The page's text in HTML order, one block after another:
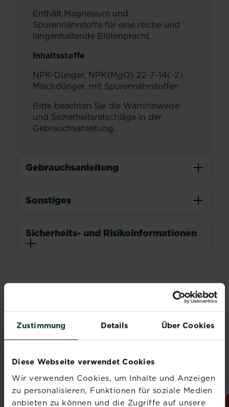
Zustimmung Details Über Cookies
Diese Webseite verwendet Cookies
Wir verwenden Cookies, um Inhalte und Anzeigen
zu personalisieren, Funktionen für soziale Medien
anbieten zu können und die Zugriffe auf unsere
Enthält Magnesium und
Spurennährstoffe für eine reiche und
langanhaltende Blütenpracht.
Inhaltsstoffe
NPK-Dünger, NPK(MgO) 22-7-14(-2),
Mischdünger, mit Spurennährstoffen
Bitte beachten Sie die Warnhinweise
und Sicherheitsratschläge in der
Gebrauchsanleitung.
Gebrauchsanleitung
Sonstiges
Sicherheits- und Risikoinformationen
VERWANDTE